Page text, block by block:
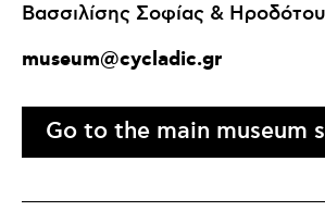
Βασσιλίσης Σοφίας &
museum@cycladic.gr
Go to the main museum